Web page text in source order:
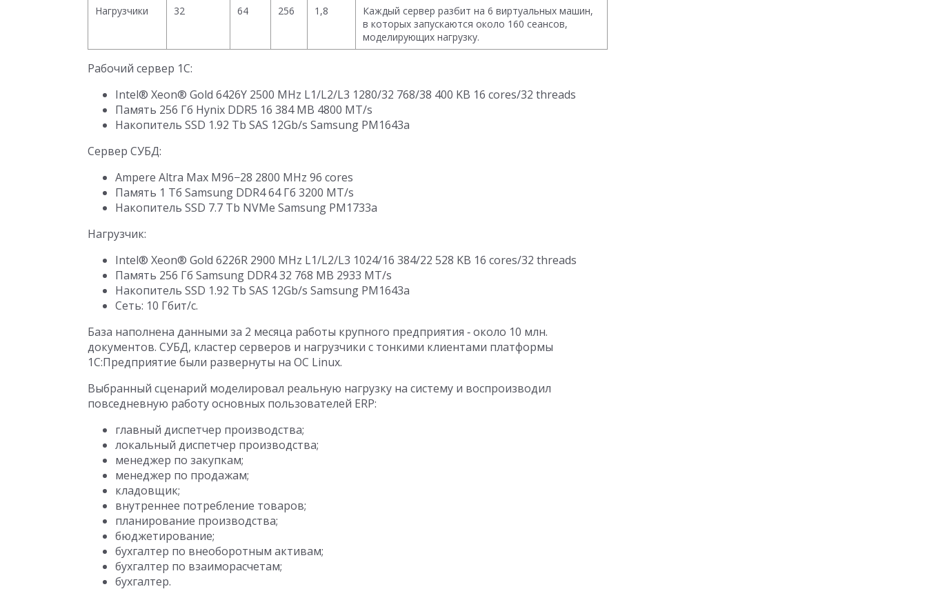
Нагрузчики 32 64 256 1,8
Каждый сервер разбит на 6 виртуальных машин,
в которых запускаются около 160 сеансов,
моделирующих нагрузку.
Рабочий сервер 1С:
Intel® Xeon® Gold 6426Y 2500 MHz L1/L2/L3 1280/32 768/38 400 KB 16 cores/32 threads
Память 256 Гб Hynix DDR5 16 384 MB 4800 MT/s
Накопитель SSD 1.92 Tb SAS 12Gb/s Samsung PM1643a
Сервер СУБД:
Ampere Altra Max M96−28 2800 MHz 96 cores
Память 1 Тб Samsung DDR4 64 Гб 3200 MT/s
Накопитель SSD 7.7 Tb NVMe Samsung PM1733a
Нагрузчик:
Intel® Xeon® Gold 6226R 2900 MHz L1/L2/L3 1024/16 384/22 528 KB 16 cores/32 threads
Память 256 Гб Samsung DDR4 32 768 MB 2933 MT/s
Накопитель SSD 1.92 Tb SAS 12Gb/s Samsung PM1643a
Сеть: 10 Гбит/с.
База наполнена данными за 2 месяца работы крупного предприятия ‑ около 10 млн.
документов. СУБД, кластер серверов и нагрузчики с тонкими клиентами платформы
1С:Предприятие были развернуты на ОС Linux.
Выбранный сценарий моделировал реальную нагрузку на систему и воспроизводил
повседневную работу основных пользователей ERP:
главный диспетчер производства;
локальный диспетчер производства;
менеджер по закупкам;
менеджер по продажам;
кладовщик;
внутреннее потребление товаров;
планирование производства;
бюджетирование;
бухгалтер по внеоборотным активам;
бухгалтер по взаиморасчетам;
бухгалтер.